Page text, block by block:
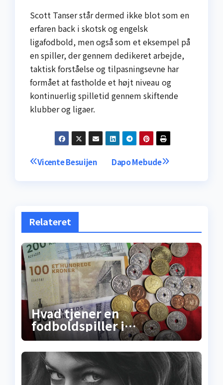
Scott Tanser står dermed ikke blot som en
erfaren back i skotsk og engelsk
ligafodbold, men også som et eksempel på
en spiller, der gennem dedikeret arbejde,
taktisk forståelse og tilpasningsevne har
formået at fastholde et højt niveau og
kontinuerlig spilletid gennem skiftende
klubber og ligaer.
Indlægsnavigation
Dapo Mebude
Vicente Besuijen
Relateret
Hvad tjener en
fodboldspiller i
Superligaen? Sandheden
om lønninger, bonusser og
de skjulte
millionkontrakter